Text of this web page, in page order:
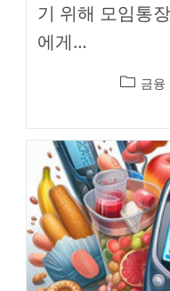
기 위해 모임통
에게…
Post금융